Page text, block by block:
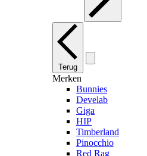
Terug
Merken
Bunnies
Develab
Giga
HIP
Timberland
Pinocchio
Red Rag